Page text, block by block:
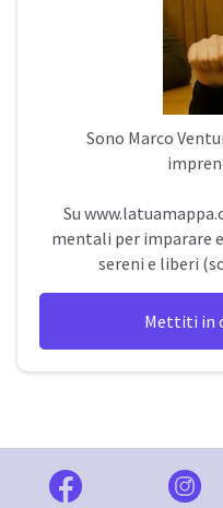
Sono Marco
Su
mentali per imparare
sereni e liberi
Mettiti in